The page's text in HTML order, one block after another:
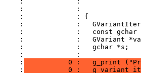
:             :
:             : {
:             :
:             :   const gchar
:             :   GVariant
:             :   gchar *s;
:             :
:
0 :   g_print
:
0 :